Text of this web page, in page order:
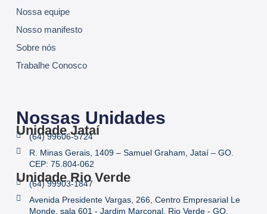
Nossa equipe
Nosso manifesto
Sobre nós
Trabalhe Conosco
Nossas Unidades
Unidade Jataí
(64) 99606-5724
R. Minas Gerais, 1409 – Samuel Graham, Jataí – GO.
CEP: 75.804-062
Unidade Rio Verde
(64) 99903-1847
Avenida Presidente Vargas, 266, Centro Empresarial Le
Monde, sala 601 - Jardim Marconal, Rio Verde - GO,